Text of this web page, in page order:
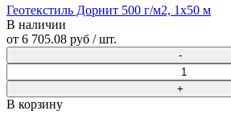
Геотекстиль Дорнит 500 г/м2, 1х50 м
В наличии
от 6 705.08 руб / шт.
В корзину